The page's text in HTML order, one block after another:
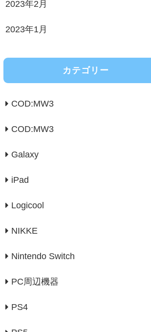
2023年2月
2023年1月
カテゴリー
COD:MW3
COD:MW3
Galaxy
iPad
Logicool
NIKKE
Nintendo Switch
PC周辺機器
PS4